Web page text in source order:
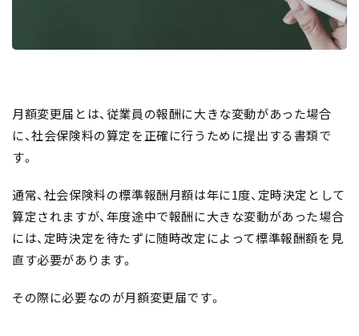
月額変更届とは、従業員の報酬に大きな変動があった場合
に、社会保険料の算定を正確に行うために提出する書類で
す。
通常、社会保険料の標準報酬月額は年に1度、定時決定として
算定されますが、年度途中で報酬に大きな変動があった場合
には、定時決定を待たずに随時改定によって標準報酬額を見
直す必要があります。
その際に必要なのが月額変更届です。